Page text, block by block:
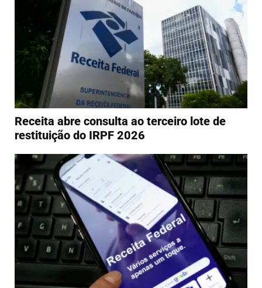
Receita abre consulta ao terceiro lote de
restituição do IRPF 2026